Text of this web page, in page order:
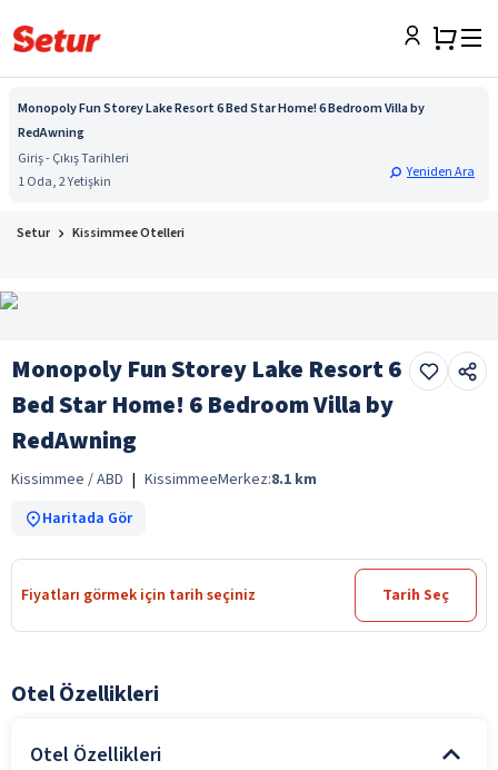
Monopoly Fun Storey Lake Resort 6 Bed Star Home! 6 Bedroom Villa by
RedAwning
Giriş - Çıkış Tarihleri
1 Oda, 2 Yetişkin
Yeniden Ara
Setur Kissimmee Otelleri
Monopoly Fun Storey Lake Resort 6
Bed Star Home! 6 Bedroom Villa by
RedAwning
Kissimmee / ABD | KissimmeeMerkez:8.1 km
Haritada Gör
Fiyatları görmek için tarih seçiniz Tarih Seç
Otel Özellikleri
Otel Özellikleri